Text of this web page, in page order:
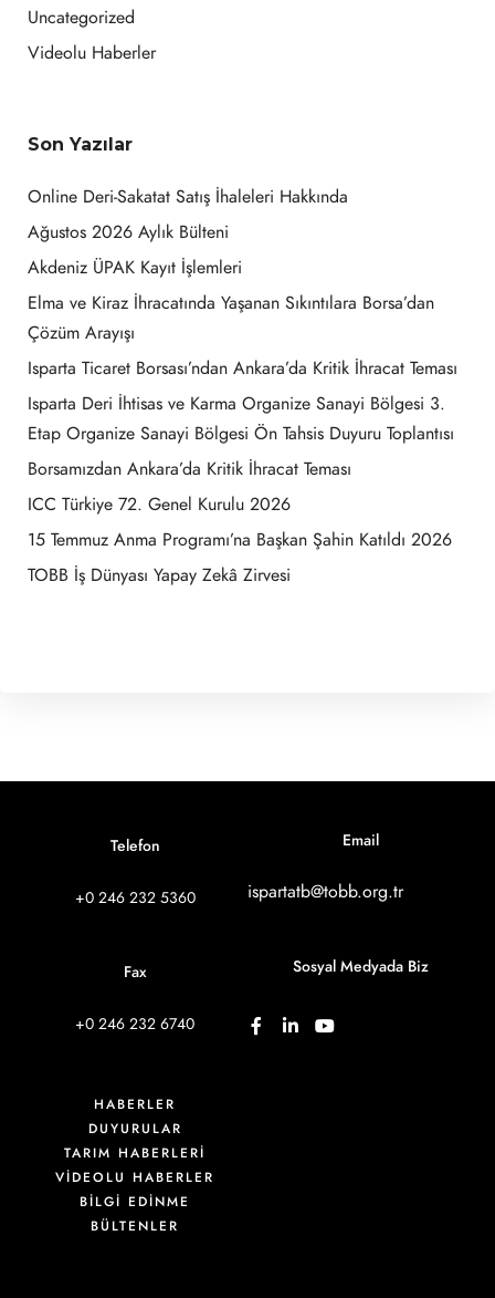
Uncategorized
Videolu Haberler
Son Yazılar
Online Deri-Sakatat Satış İhaleleri Hakkında
Ağustos 2026 Aylık Bülteni
Akdeniz ÜPAK Kayıt İşlemleri
Elma ve Kiraz İhracatında Yaşanan Sıkıntılara Borsa’dan
Çözüm Arayışı
Isparta Ticaret Borsası’ndan Ankara’da Kritik İhracat Teması
Isparta Deri İhtisas ve Karma Organize Sanayi Bölgesi 3.
Etap Organize Sanayi Bölgesi Ön Tahsis Duyuru Toplantısı
Borsamızdan Ankara’da Kritik İhracat Teması
ICC Türkiye 72. Genel Kurulu 2026
15 Temmuz Anma Programı’na Başkan Şahin Katıldı 2026
TOBB İş Dünyası Yapay Zekâ Zirvesi
Telefon
+0 246 232 5360
Fax
+0 246 232 6740
Email
ispartatb@tobb.org.tr
Sosyal Medyada Biz
HABERLER
DUYURULAR
TARIM HABERLERİ
VIDEOLU HABERLER
BİLGİ EDİNME
BÜLTENLER